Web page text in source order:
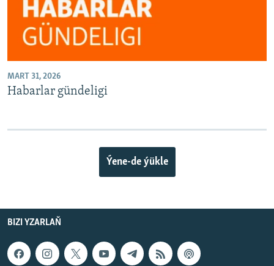
MART 31, 2026
Habarlar gündeligi
Ýene-de ýükle
BIZI YZARLAŇ